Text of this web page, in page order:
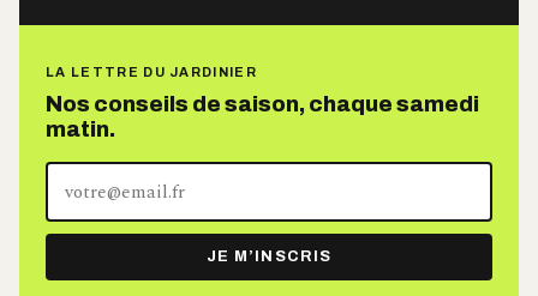
LA LETTRE DU JARDINIER
Nos conseils de saison, chaque samedi
matin.
adresse
e-
mail
JE M’INSCRIS